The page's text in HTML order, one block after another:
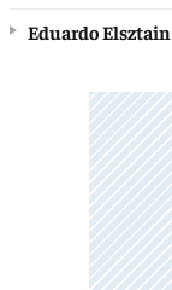
Eduardo